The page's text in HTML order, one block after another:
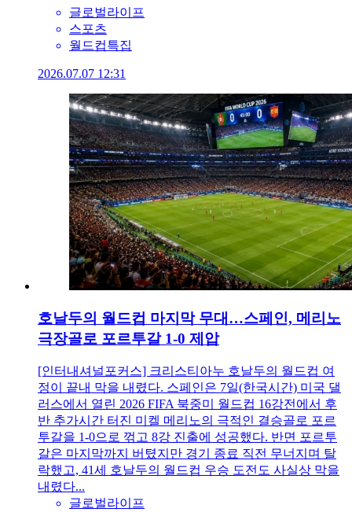
글로벌라이프
스포츠
월드컵특집
2026.07.07 12:31
호날두의 월드컵 마지막 무대…스페인, 메리노
극장골로 포르투갈 1-0 제압
[인터내셔널포커스] 크리스티아누 호날두의 월드컵 여
정이 끝내 막을 내렸다. 스페인은 7일(한국시간) 미국 댈
러스에서 열린 2026 FIFA 북중미 월드컵 16강전에서 후
반 추가시간 터진 미켈 메리노의 극적인 결승골로 포르
투갈을 1-0으로 꺾고 8강 진출에 성공했다. 반면 포르투
갈은 마지막까지 버텼지만 경기 종료 직전 무너지며 탈
락했고, 41세 호날두의 월드컵 우승 도전도 사실상 막을
내렸다...
글로벌라이프